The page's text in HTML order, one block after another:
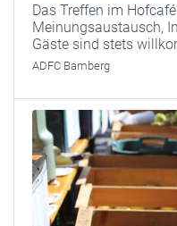
Das Treffen im
Meinungsaustausch,
Gäste sind stets
ADFC Bamberg